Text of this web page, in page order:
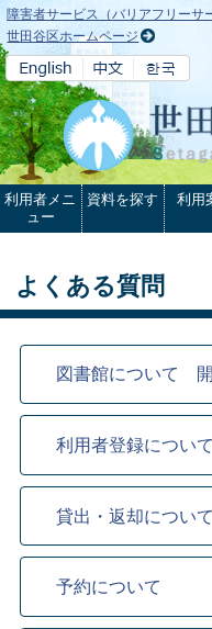
本文へ
障害者サービス（バリアフリーサ
世田谷区ホームページ
利用者メニ
ュー
資料を探す 利用
よくある質問
図書館について
利用者登録について
貸出・返却について
予約について